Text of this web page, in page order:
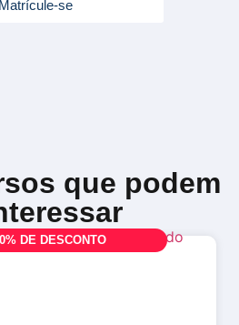
Matrícule-se
que podem
% DE DESCONTO